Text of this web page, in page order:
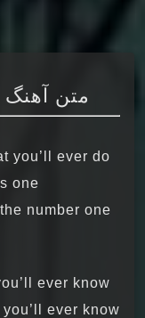
متن آهنگ One از Harry Nilsson
you’ll ever do
one
number one
ever know
ever know